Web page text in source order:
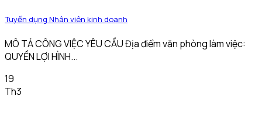
Tuyển dụng Nhân viên kinh doanh
MÔ TẢ CÔNG VIỆC YÊU CẦU Địa điểm văn phòng làm việc:
QUYỀN LỢI HÌNH...
19
Th3